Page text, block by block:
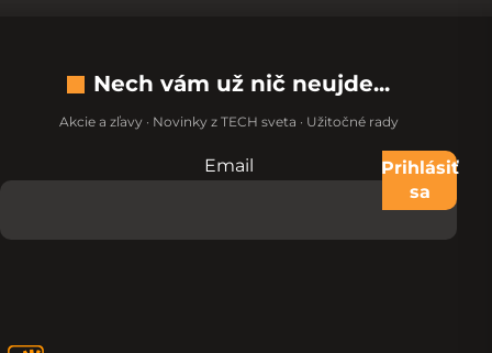
Nech vám už nič neujde...
Akcie a zľavy · Novinky z TECH sveta · Užitočné rady
Nevypĺňajte toto pole:
Email
Prihlásiť
sa